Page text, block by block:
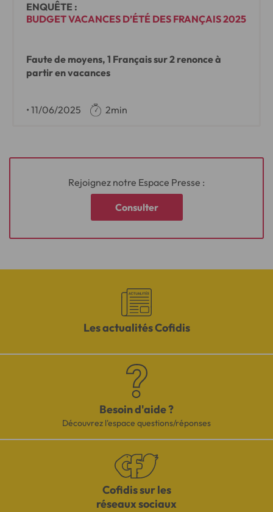
ENQUÊTE :
BUDGET VACANCES D’ÉTÉ DES FRANÇAIS 2025
Faute de moyens, 1 Français sur 2 renonce à
partir en vacances
• 11/06/2025 2min
Rejoignez notre Espace Presse :
Consulter
Les actualités Cofidis
Besoin d'aide ?
Découvrez l'espace questions/réponses
Cofidis sur les
réseaux sociaux